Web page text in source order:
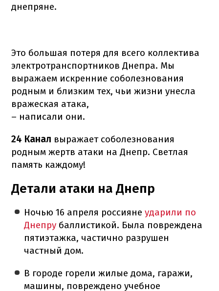
днепряне.
Это большая потеря для всего коллектива
электротранспортников Днепра. Мы
выражаем искренние соболезнования
родным и близким тех, чьи жизни унесла
вражеская атака,
– написали они.
24 Канал выражает соболезнования
родным жертв атаки на Днепр. Светлая
память каждому!
Детали атаки на Днепр
Ночью 16 апреля россиянеударили по
Днепру баллистикой. Была повреждена
пятиэтажка, частично разрушен
частный дом.
В городе горели жилые дома, гаражи,
машины, повреждено учебное